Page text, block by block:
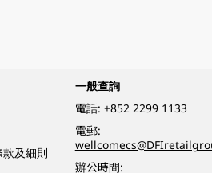
及細則
一般查詢
電話: +852 2299 1133
電郵:
辦公時間: